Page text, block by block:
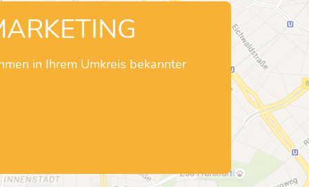
in Ihrem Umkreis bekannter